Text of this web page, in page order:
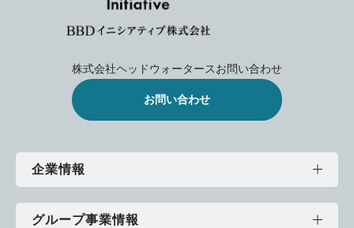
株式会社ヘッドウォータースお問い合わせ
お問い合わせ
企業情報
グループ事業情報